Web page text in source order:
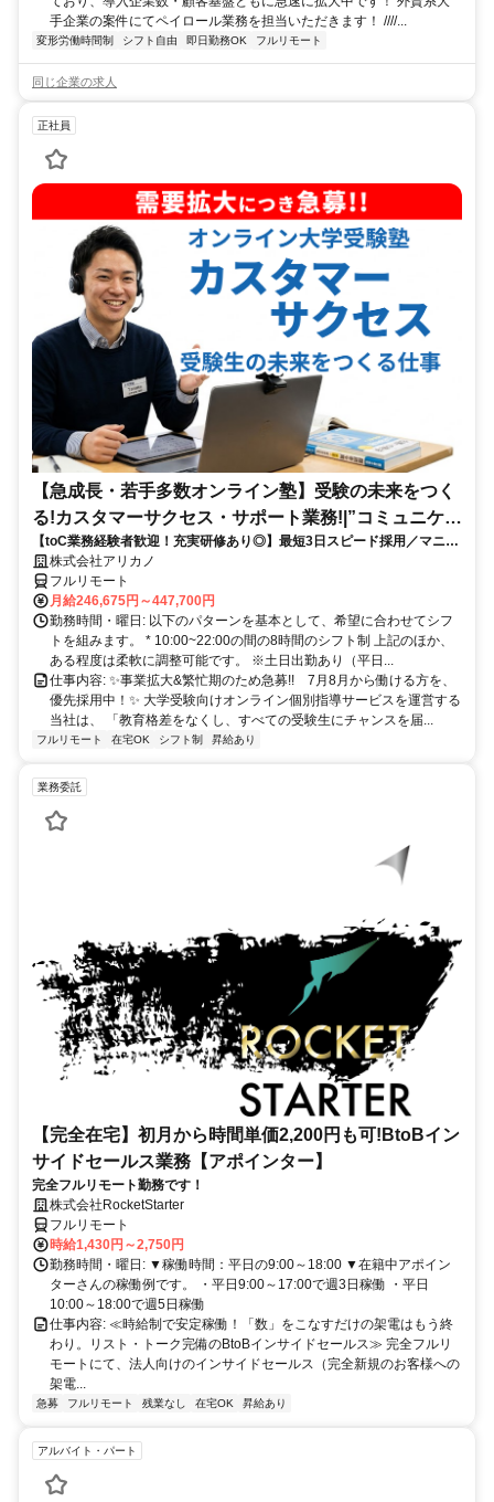
手企業の案件にてペイロール業務を担当いただきます！ ////...
変形労働時間制 シフト自由 即日勤務OK フルリモート
同じ企業の求人
正社員
【急成長・若手多数オンライン塾】受験の未来をつく
る!カスタマーサクセス・サポート業務!|”コミュニケー
ション”が好きな方!|「フルリモート勤務」
【toC業務経験者歓迎！充実研修あり◎】最短3日スピード採用／マニュ
アル化が進んでいて、迷わず働ける環境です！
株式会社アリカノ
フルリモート
月給246,675円～447,700円
勤務時間・曜日: 以下のパターンを基本として、希望に合わせてシフ
トを組みます。 * 10:00~22:00の間の8時間のシフト制 上記のほか、
ある程度は柔軟に調整可能です。 ※土日出勤あり（平日...
仕事内容: ✨️事業拡大&繁忙期のため急募!! 7月8月から働ける方を、
優先採用中！✨️ 大学受験向けオンライン個別指導サービスを運営する
当社は、 「教育格差をなくし、すべての受験生にチャンスを届...
フルリモート 在宅OK シフト制 昇給あり
業務委託
【完全在宅】初月から時間単価2,200円も可!BtoBイン
サイドセールス業務【アポインター】
完全フルリモート勤務です！
株式会社RocketStarter
フルリモート
時給1,430円～2,750円
勤務時間・曜日: ▼稼働時間：平日の9:00～18:00 ▼在籍中アポイン
ターさんの稼働例です。 ・平日9:00～17:00で週3日稼働 ・平日
10:00～18:00で週5日稼働
仕事内容: ≪時給制で安定稼働！「数」をこなすだけの架電はもう終
わり。リスト・トーク完備のBtoBインサイドセールス≫ 完全フルリ
モートにて、法人向けのインサイドセールス（完全新規のお客様への
架電...
急募 フルリモート 残業なし 在宅OK 昇給あり
アルバイト・パート